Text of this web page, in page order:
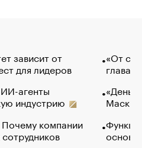
зависит от
для лидеров
агенты
индустрию
компании
«От
глава
Маск в
основ